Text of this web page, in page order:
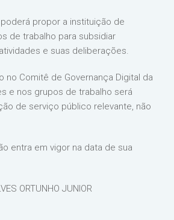
poderá propor a instituição de
de trabalho para subsidiar
e suas deliberações.
no Comitê de Governança Digital da
e nos grupos de trabalho será
de serviço público relevante, não
entra em vigor na data de sua
ORTUNHO JUNIOR